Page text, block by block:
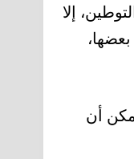
إلا
أن